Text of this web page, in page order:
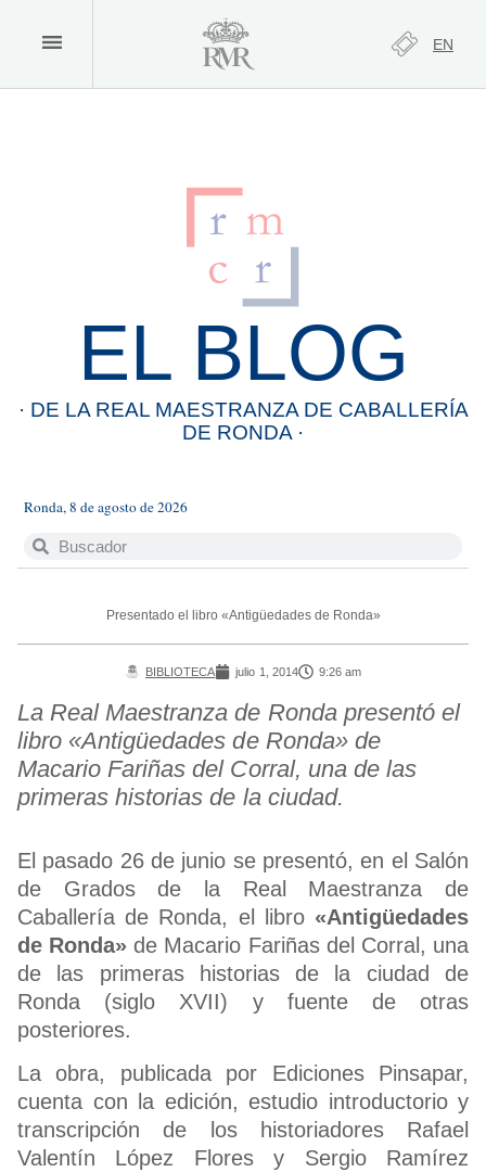
EN
EL BLOG
· DE LA REAL MAESTRANZA DE CABALLERÍA
DE RONDA ·
Ronda, 8 de agosto de 2026
Presentado el libro «Antigüedades de Ronda»
BIBLIOTECA julio 1, 2014 9:26 am
La Real Maestranza de Ronda presentó el
libro «Antigüedades de Ronda» de
Macario Fariñas del Corral, una de las
primeras historias de la ciudad.
El pasado 26 de junio se presentó, en el Salón
de Grados de la Real Maestranza de
Caballería de Ronda, el libro «Antigüedades
de Ronda» de Macario Fariñas del Corral, una
de las primeras historias de la ciudad de
Ronda (siglo XVII) y fuente de otras
posteriores.
La obra, publicada por Ediciones Pinsapar,
cuenta con la edición, estudio introductorio y
transcripción de los historiadores Rafael
Valentín López Flores y Sergio Ramírez